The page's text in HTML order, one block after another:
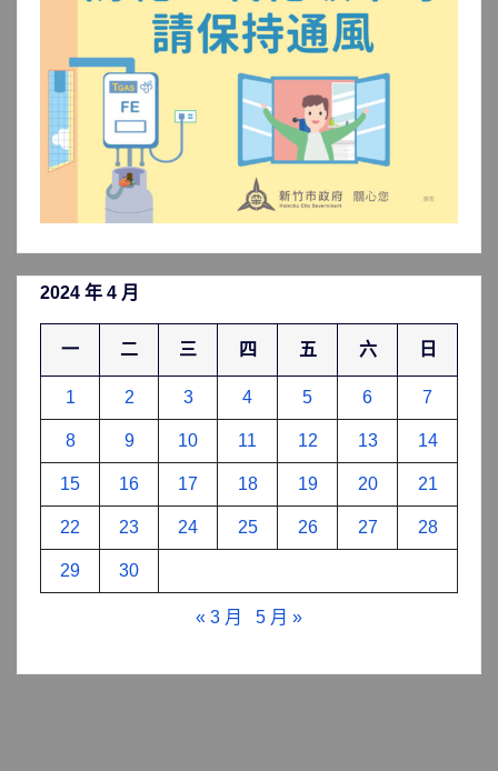
2024 年 4 月
一 二 三 四 五 六 日
1 2 3 4 5 6 7
8 9 10 11 12 13 14
15 16 17 18 19 20 21
22 23 24 25 26 27 28
29 30
« 3 月 5 月 »